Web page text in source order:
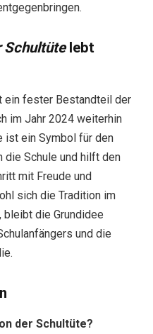
Schultütelebt
fester Bestandteil der
im Jahr 2024 weiterhin
ist ein Symbol für den
die Schule und hilft den
mit Freude und
sich die Tradition im
bleibt die Grundidee
und die
der Schultüte?